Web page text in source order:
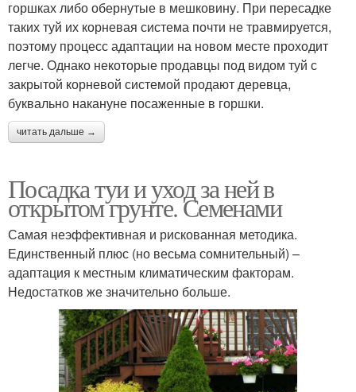
горшках либо обернутые в мешковину. При пересадке
таких туй их корневая система почти не травмируется,
поэтому процесс адаптации на новом месте проходит
легче. Однако некоторые продавцы под видом туй с
закрытой корневой системой продают деревца,
буквально накануне посаженные в горшки.
читать дальше →
Посадка туи и уход за ней в
открытом грунте. Семенами
Самая неэффективная и рискованная методика.
Единственный плюс (но весьма сомнительный) –
адаптация к местным климатическим факторам.
Недостатков же значительно больше.